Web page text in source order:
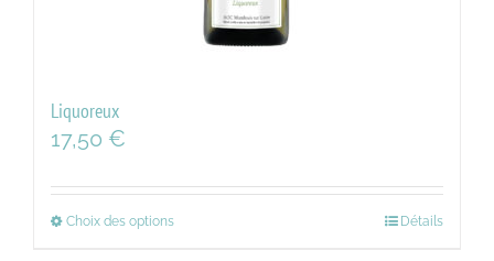
Liquoreux
17,50 €
Choix des options Détails